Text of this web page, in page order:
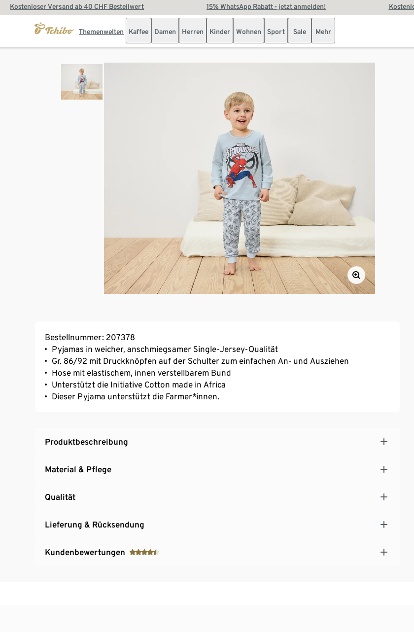
Kostenloser Versand ab 40 CHF Bestellwert 15% WhatsApp Rabatt - jetzt anmelden!
Themenwelten Kaffee Damen Herren Kinder Wohnen Sport Sale Mehr
Bestellnummer: 207378
Pyjamas in weicher, anschmiegsamer Single-Jersey-Qualität
Gr. 86/92 mit Druckknöpfen auf der Schulter zum einfachen An- und Ausziehen
Hose mit elastischem, innen verstellbarem Bund
Unterstützt die Initiative Cotton made in Africa
Dieser Pyjama unterstützt die Farmer*innen.
Produktbeschreibung
Material & Pflege
Qualität
Lieferung & Rücksendung
Kundenbewertungen